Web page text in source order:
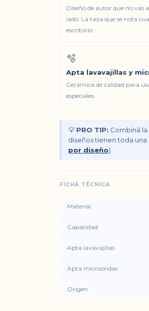
Diseño de autor que no
lado. La taza que se nota
escritorio.
🫧
Apta lavavajillas y
Cerámica de calidad para
especiales.
💡 PRO TIP: Combiná
diseños tienen toda
por diseño).
FICHA TÉCNICA
Material
Capacidad
Apta lavavajillas
Apta microondas
Origen